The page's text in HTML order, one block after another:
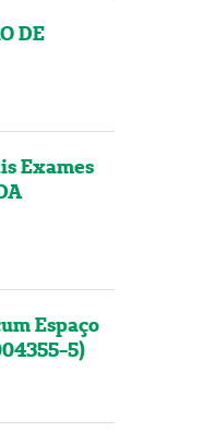
DE
Exames
Espaço
5)